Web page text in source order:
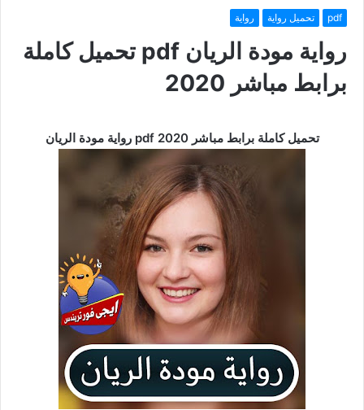
pdf تحميل رواية رواية
رواية مودة الريان pdf تحميل كاملة
برابط مباشر 2020
رواية مودة الريان pdf تحميل كاملة برابط مباشر 2020